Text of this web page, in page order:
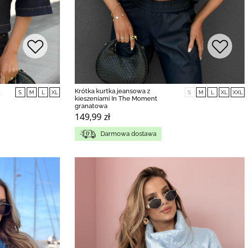
S M L XL
Krótka kurtka jeansowa z
kieszeniami In The Moment
granatowa
149,99 zł
S M L XL XXL
Darmowa dostawa